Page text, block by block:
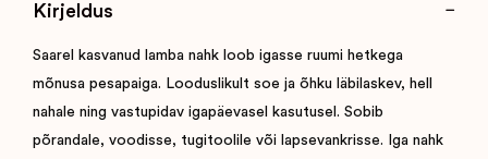
Kirjeldus
Saarel kasvanud lamba nahk loob igasse ruumi hetkega
mõnusa pesapaiga. Looduslikult soe ja õhku läbilaskev, hell
nahale ning vastupidav igapäevasel kasutusel. Sobib
põrandale, voodisse, tugitoolile või lapsevankrisse. Iga nahk